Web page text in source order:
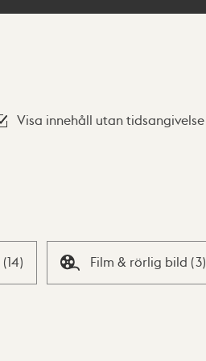
Visa innehåll utan tidsangivelse
(14) Film & rörlig bild (3)